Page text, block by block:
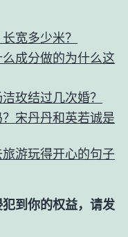
宽多少米？
成分做的为什么这
玫结过几次婚？
宋丹丹和英若诚是
游玩得开心的句子
到你的权益，请发